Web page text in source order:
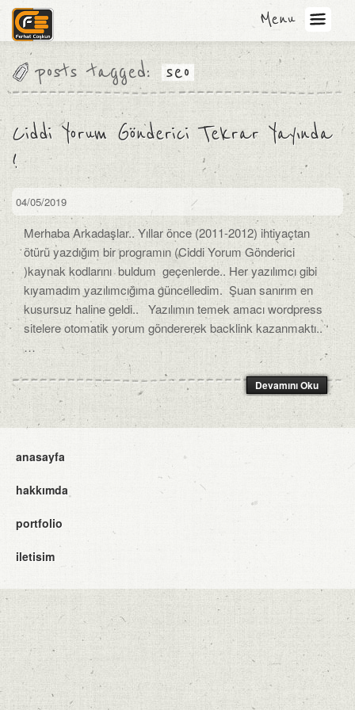
Menu
posts tagged: seo
Ciddi Yorum Gönderici Tekrar Yayında
!
04/05/2019
Merhaba Arkadaşlar.. Yıllar önce (2011-2012) ihtiyaçtan
ötürü yazdığım bir programın (Ciddi Yorum Gönderici
)kaynak kodlarını buldum geçenlerde.. Her yazılımcı gibi
kıyamadım yazılımcığıma güncelledim. Şuan sanırım en
kusursuz haline geldi.. Yazılımın temek amacı wordpress
sitelere otomatik yorum göndererek backlink kazanmaktı..
…
Devamını Oku
anasayfa
hakkımda
portfolio
iletisim